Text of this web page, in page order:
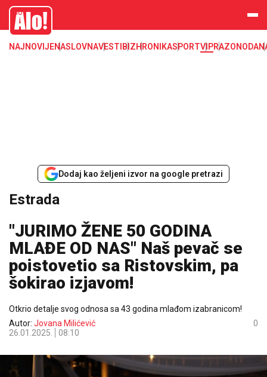
Estrada, poznati, VIP
Alo
NAJNOVIJENASLOVNAVESTI BIZHRONIKASPORTVIPRAZONODA
Dodaj kao željeni izvor na google pretrazi
Estrada
"JURIMO ŽENE 50 GODINA
MLAĐE OD NAS" Naš pevač se
poistovetio sa Ristovskim, pa
šokirao izjavom!
Otkrio detalje svog odnosa sa 43 godina mlađom izabranicom!
Autor: Jovana Milićević
26.01.2025.
08:10
0